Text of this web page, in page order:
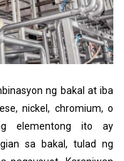
ng bakal at iba
nickel, chromium, o
elementong ito ay
sa bakal, tulad ng